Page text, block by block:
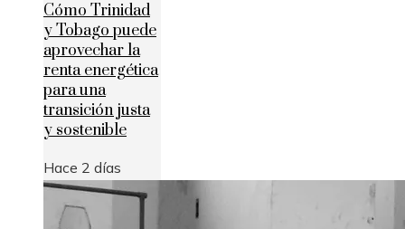
Cómo Trinidad
y Tobago puede
aprovechar la
renta energética
para una
transición justa
y sostenible
Hace 2 días